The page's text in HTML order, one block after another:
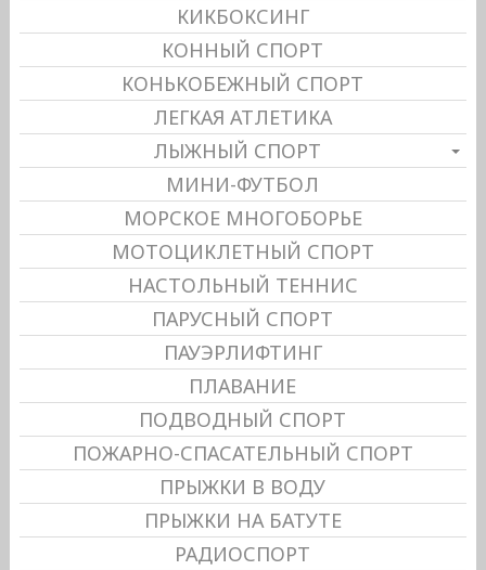
КИКБОКСИНГ
КОННЫЙ СПОРТ
КОНЬКОБЕЖНЫЙ СПОРТ
ЛЕГКАЯ АТЛЕТИКА
ЛЫЖНЫЙ СПОРТ
МИНИ-ФУТБОЛ
МОРСКОЕ МНОГОБОРЬЕ
МОТОЦИКЛЕТНЫЙ СПОРТ
НАСТОЛЬНЫЙ ТЕННИС
ПАРУСНЫЙ СПОРТ
ПАУЭРЛИФТИНГ
ПЛАВАНИЕ
ПОДВОДНЫЙ СПОРТ
ПОЖАРНО-СПАСАТЕЛЬНЫЙ СПОРТ
ПРЫЖКИ В ВОДУ
ПРЫЖКИ НА БАТУТЕ
РАДИОСПОРТ